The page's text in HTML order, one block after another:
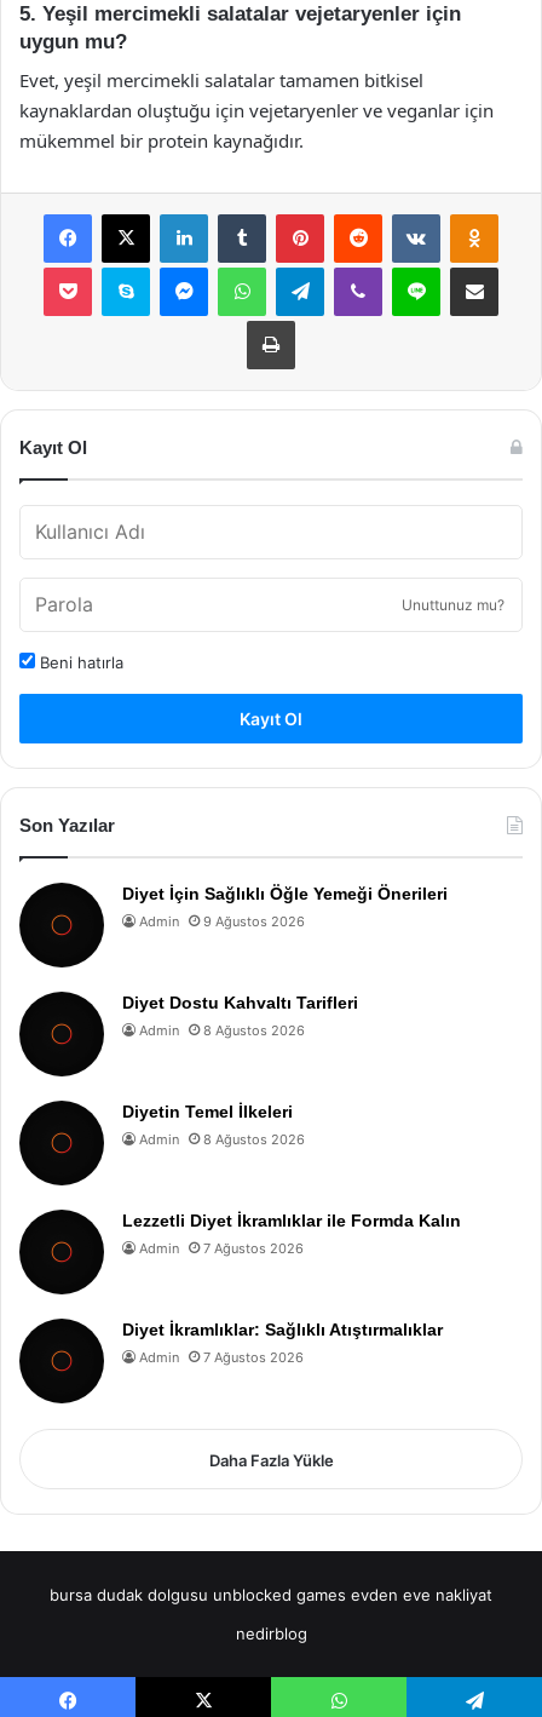
5. Yeşil mercimekli salatalar vejetaryenler için
uygun mu?
Evet, yeşil mercimekli salatalar tamamen bitkisel
kaynaklardan oluştuğu için vejetaryenler ve veganlar için
mükemmel bir protein kaynağıdır.
Facebook
X LinkedInTumblr PinterestReddit VKontakte
Pocket Skype MessengerWhatsAppTelegramViber Line E-Posta ile
Yazdır
Kayıt Ol
Unuttunuz mu?
Beni hatırla
Kayıt Ol
Son Yazılar
Diyet İçin Sağlıklı Öğle Yemeği Önerileri
Admin 9 Ağustos 2026
Diyet Dostu Kahvaltı Tarifleri
Admin 8 Ağustos 2026
Diyetin Temel İlkeleri
Admin 8 Ağustos 2026
Lezzetli Diyet İkramlıklar ile Formda Kalın
Admin 7 Ağustos 2026
Diyet İkramlıklar: Sağlıklı Atıştırmalıklar
Admin 7 Ağustos 2026
Daha Fazla Yükle
bursa dudak dolgusu unblocked games evden eve nakliyat
nedirblog